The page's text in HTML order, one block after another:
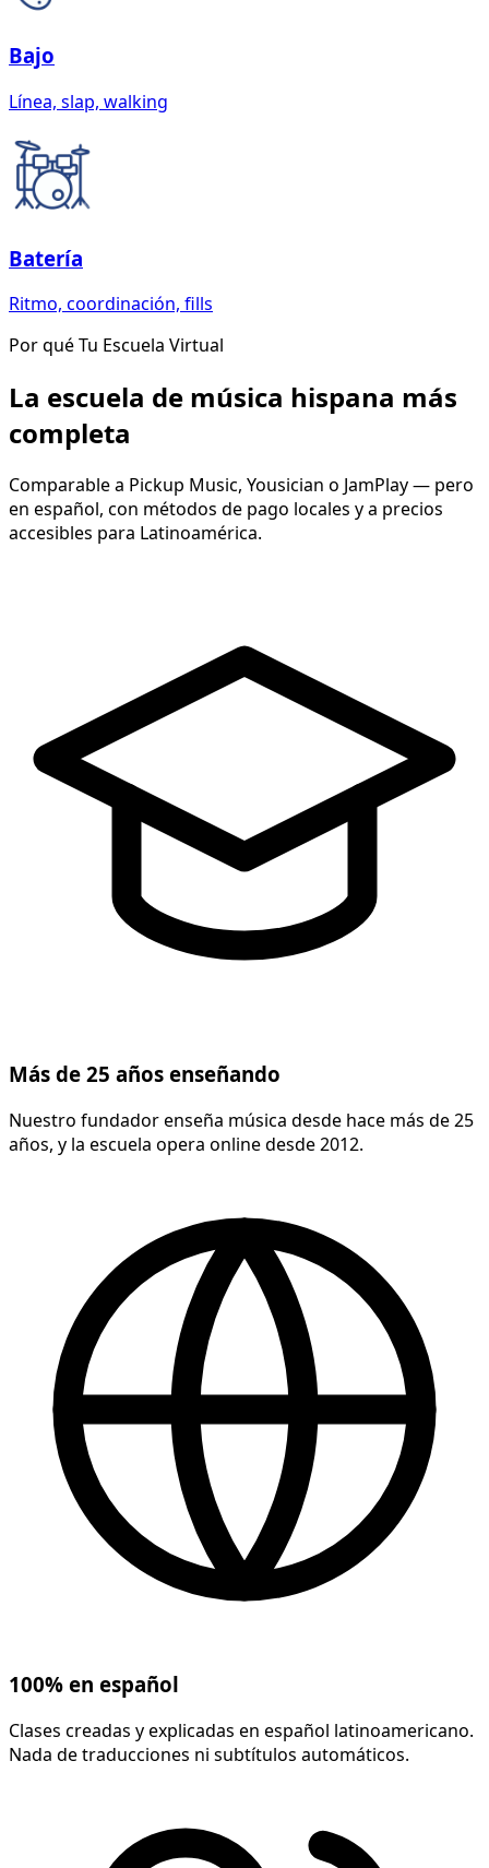
Bajo
Línea, slap, walking
Batería
Ritmo, coordinación, fills
Por qué Tu Escuela Virtual
La escuela de música hispana más
completa
Comparable a Pickup Music, Yousician o JamPlay — pero
en español, con métodos de pago locales y a precios
accesibles para Latinoamérica.
Más de 25 años enseñando
Nuestro fundador enseña música desde hace más de 25
años, y la escuela opera online desde 2012.
100% en español
Clases creadas y explicadas en español latinoamericano.
Nada de traducciones ni subtítulos automáticos.